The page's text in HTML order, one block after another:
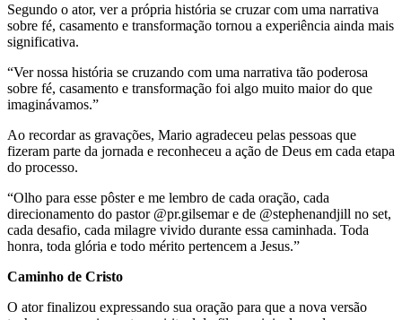
Segundo o ator, ver a própria história se cruzar com uma narrativa
sobre fé, casamento e transformação tornou a experiência ainda mais
significativa.
“Ver nossa história se cruzando com uma narrativa tão poderosa
sobre fé, casamento e transformação foi algo muito maior do que
imaginávamos.”
Ao recordar as gravações, Mario agradeceu pelas pessoas que
fizeram parte da jornada e reconheceu a ação de Deus em cada etapa
do processo.
“Olho para esse pôster e me lembro de cada oração, cada
direcionamento do pastor @pr.gilsemar e de @stephenandjill no set,
cada desafio, cada milagre vivido durante essa caminhada. Toda
honra, toda glória e todo mérito pertencem a Jesus.”
Caminho de Cristo
O ator finalizou expressando sua oração para que a nova versão